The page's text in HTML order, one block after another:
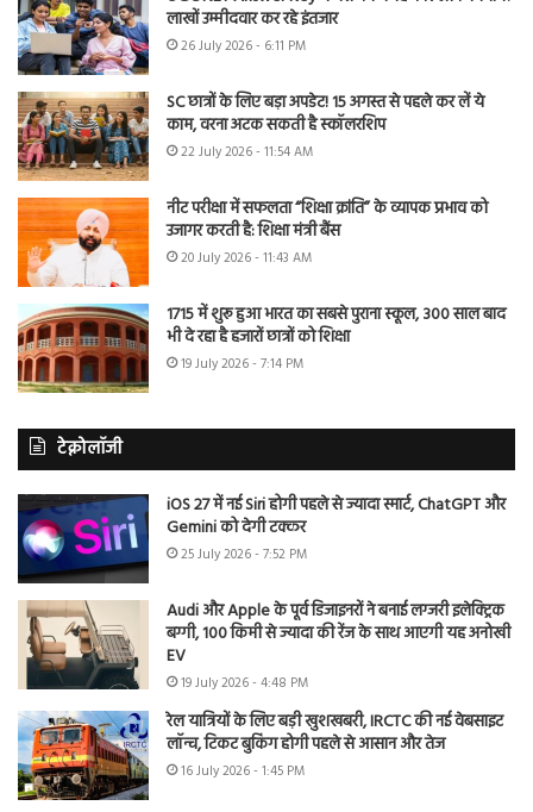
लाखों उम्मीदवार कर रहे इंतजार
26 July 2026 - 6:11 PM
SC छात्रों के लिए बड़ा अपडेट! 15 अगस्त से पहले कर लें ये
काम, वरना अटक सकती है स्कॉलरशिप
22 July 2026 - 11:54 AM
नीट परीक्षा में सफलता “शिक्षा क्रांति” के व्यापक प्रभाव को
उजागर करती है: शिक्षा मंत्री बैंस
20 July 2026 - 11:43 AM
1715 में शुरू हुआ भारत का सबसे पुराना स्कूल, 300 साल बाद
भी दे रहा है हजारों छात्रों को शिक्षा
19 July 2026 - 7:14 PM
टेक्नोलॉजी
iOS 27 में नई Siri होगी पहले से ज्यादा स्मार्ट, ChatGPT और
Gemini को देगी टक्कर
25 July 2026 - 7:52 PM
Audi और Apple के पूर्व डिजाइनरों ने बनाई लग्जरी इलेक्ट्रिक
बग्गी, 100 किमी से ज्यादा की रेंज के साथ आएगी यह अनोखी
EV
19 July 2026 - 4:48 PM
रेल यात्रियों के लिए बड़ी खुशखबरी, IRCTC की नई वेबसाइट
लॉन्च, टिकट बुकिंग होगी पहले से आसान और तेज
16 July 2026 - 1:45 PM